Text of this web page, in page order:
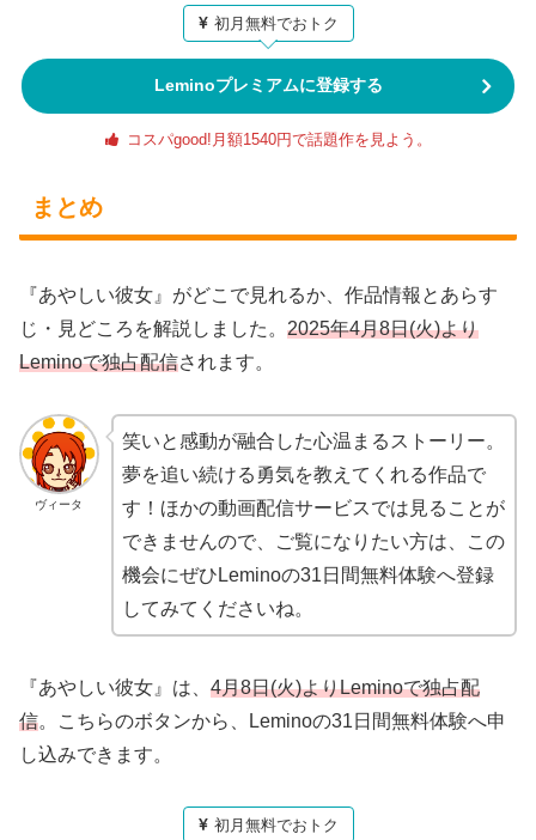
初月無料でおトク
Leminoプレミアムに登録する
コスパgood!月額1540円で話題作を見よう。
まとめ
『あやしい彼女』がどこで見れるか、作品情報とあらす
じ・見どころを解説しました。 2025年4月8日(火)より
Leminoで独占配信されます。
ヴィータ
笑いと感動が融合した心温まるストーリー。
夢を追い続ける勇気を教えてくれる作品で
す！ほかの動画配信サービスでは見ることが
できませんので、ご覧になりたい方は、この
機会にぜひLeminoの31日間無料体験へ登録
してみてくださいね。
『あやしい彼女』は、 4月8日(火)よりLeminoで独占配
信。こちらのボタンから、Leminoの31日間無料体験へ申
し込みできます。
初月無料でおトク